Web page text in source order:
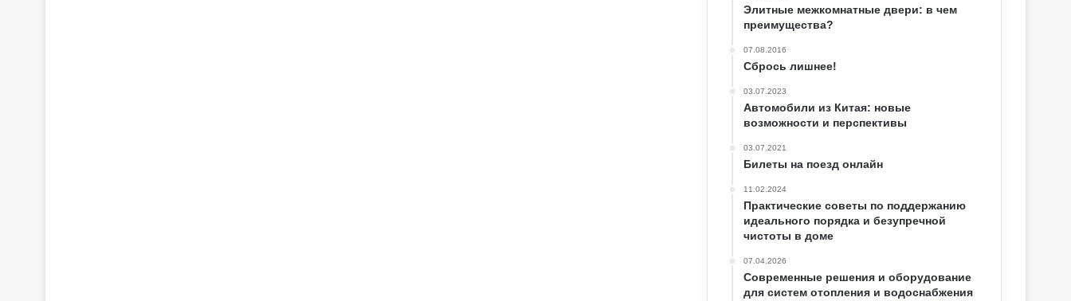
Элитные межкомнатные двери: в чем
преимущества?
07.08.2016
Сбрось лишнее!
03.07.2023
Автомобили из Китая: новые
возможности и перспективы
03.07.2021
Билеты на поезд онлайн
11.02.2024
Практические советы по поддержанию
идеального порядка и безупречной
чистоты в доме
07.04.2026
Современные решения и оборудование
для систем отопления и водоснабжения